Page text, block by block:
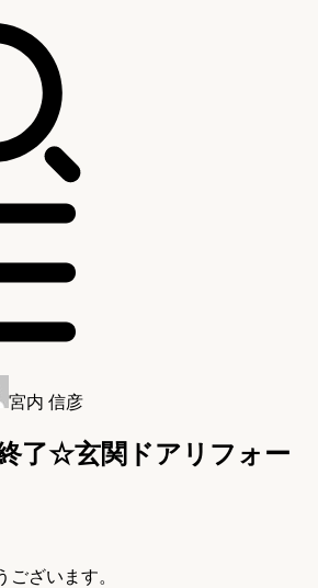
宮内 信彦
了☆玄関ドアリフォー
ございます。